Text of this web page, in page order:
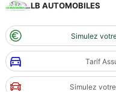
LB AUTOMOBILES
Simulez
Tarif
Simulez